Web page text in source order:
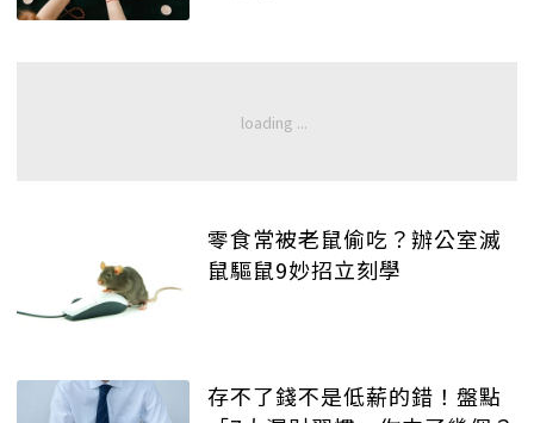
零食常被老鼠偷吃？辦公室滅
鼠驅鼠9妙招立刻學
存不了錢不是低薪的錯！盤點